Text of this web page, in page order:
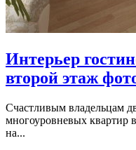
Интерьер
второй этаж
Счастливым владельцам
многоуровневых квартир
на...